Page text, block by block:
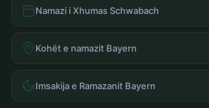
Namazi i Xhumas Schwabach
Kohët e namazit Bayern
Imsakija e Ramazanit Bayern